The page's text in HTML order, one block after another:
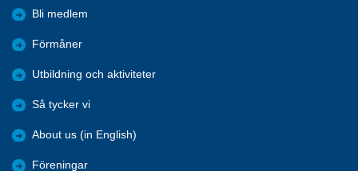
Bli medlem
Förmåner
Utbildning och aktiviteter
Så tycker vi
About us (in English)
Föreningar